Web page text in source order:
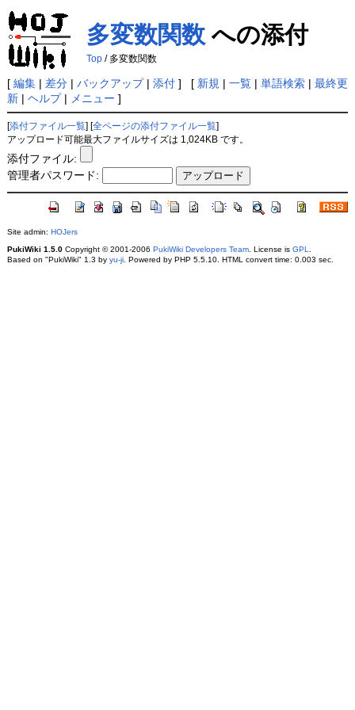
多変数関数への添付
Top/ 多変数関数
[ 編集| 差分| バックアップ| 添付 ] [ 新規 | 一覧| 単語検索| 最終更
新| ヘルプ| メニュー ]
添付ファイル一覧 全ページの添付ファイル一覧
アップロード可能最大ファイルサイズは 1,024KB です。
添付ファイル:
管理者パスワード:
Site admin: HOJers
PukiWiki 1.5.0Copyright © 2001-2006 PukiWiki Developers Team. License is GPL
Based on "PukiWiki" 1.3 by yu-ji. Powered by PHP 5.5.10. HTML convert time: 0.003 sec.